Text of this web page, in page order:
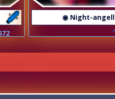
◉ Night-angell